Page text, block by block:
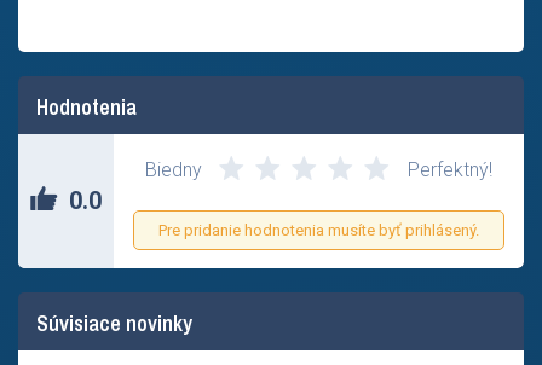
Hodnotenia
0.0
Biedny Perfektný!
Pre pridanie hodnotenia musíte byť prihlásený.
Súvisiace novinky